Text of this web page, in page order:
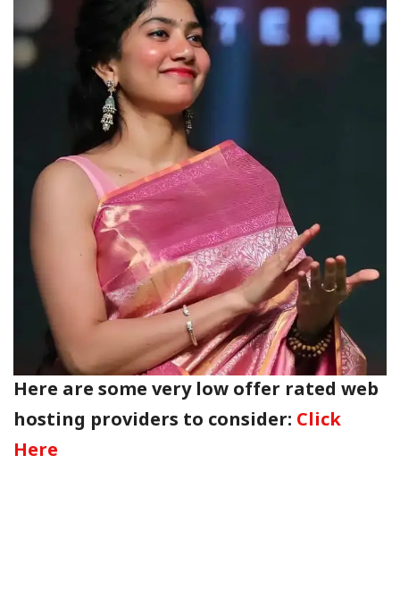
Here are some very low offer rated web
hosting providers to consider: Click
Here